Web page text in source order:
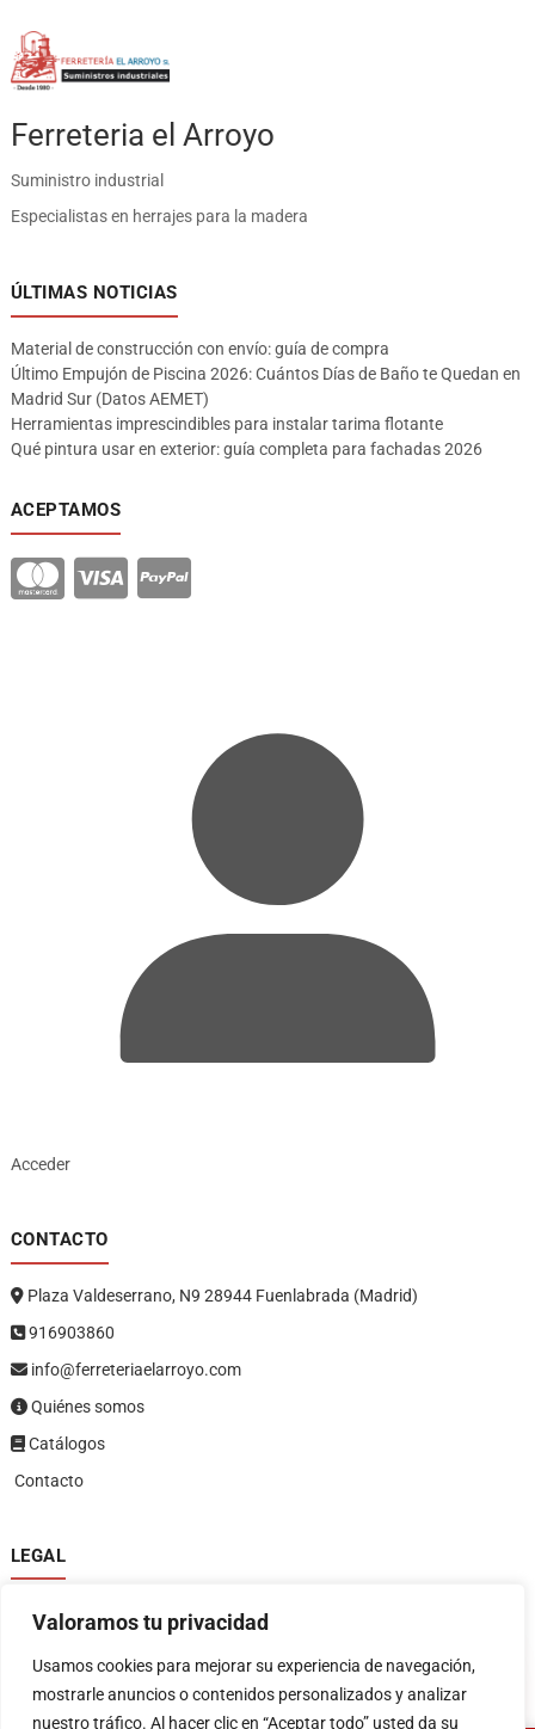
Valoramos tu privacidad
Usamos cookies para mejorar su experiencia de navegación,
mostrarle anuncios o contenidos personalizados y analizar
nuestro tráfico. Al hacer clic en “Aceptar todo” usted da su
Ferreteria el Arroyo
Suministro industrial
Especialistas en herrajes para la madera
ÚLTIMAS NOTICIAS
Material de construcción con envío: guía de compra
Último Empujón de Piscina 2026: Cuántos Días de Baño te Quedan en
Madrid Sur (Datos AEMET)
Herramientas imprescindibles para instalar tarima flotante
Qué pintura usar en exterior: guía completa para fachadas 2026
ACEPTAMOS
Acceder
CONTACTO
Plaza Valdeserrano, N9 28944 Fuenlabrada (Madrid)
916903860
info@ferreteriaelarroyo.com
Quiénes somos
Catálogos
Contacto
LEGAL
Política de privacidad
Política de devoluciones y reembolsos
Términos y condiciones